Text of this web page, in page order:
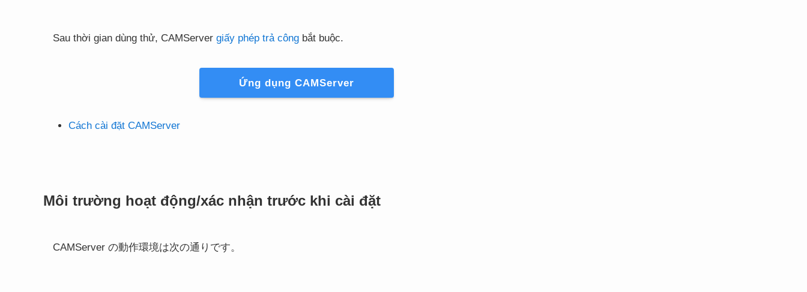
Sau thời gian dùng thử, CAMServer giấy phép trả công bắt buộc.
Ứng dụng CAMServer
Cách cài đặt CAMServer
Môi trường hoạt động/xác nhận trước khi cài đặt
CAMServer の動作環境は次の通りです。